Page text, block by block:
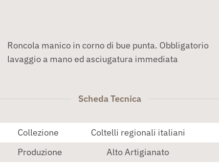
Roncola manico in corno di bue punta. Obbligatorio
lavaggio a mano ed asciugatura immediata
Scheda Tecnica
Collezione
Coltelli regionali italiani
Produzione
Alto Artigianato